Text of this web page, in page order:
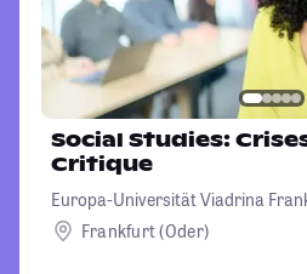
Social Studies:
Critique
Europa-Universität Viadrina
Frankfurt (Oder)